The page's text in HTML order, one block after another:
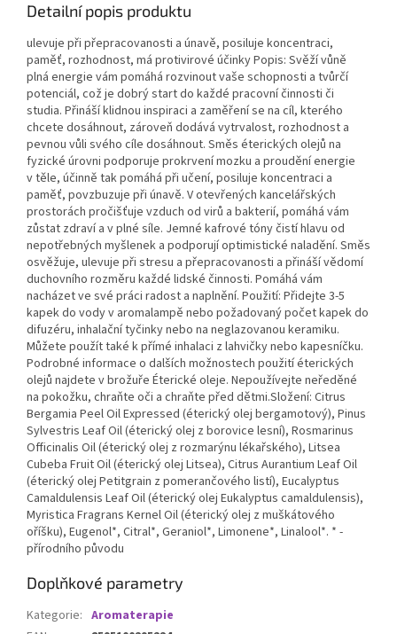
Detailní popis produktu
ulevuje při přepracovanosti a únavě, posiluje koncentraci,
paměť, rozhodnost, má protivirové účinky Popis: Svěží vůně
plná energie vám pomáhá rozvinout vaše schopnosti a tvůrčí
potenciál, což je dobrý start do každé pracovní činnosti či
studia. Přináší klidnou inspiraci a zaměření se na cíl, kterého
chcete dosáhnout, zároveň dodává vytrvalost, rozhodnost a
pevnou vůli svého cíle dosáhnout. Směs éterických olejů na
fyzické úrovni podporuje prokrvení mozku a proudění energie
v těle, účinně tak pomáhá při učení, posiluje koncentraci a
paměť, povzbuzuje při únavě. V otevřených kancelářských
prostorách pročišťuje vzduch od virů a bakterií, pomáhá vám
zůstat zdraví a v plné síle. Jemné kafrové tóny čistí hlavu od
nepotřebných myšlenek a podporují optimistické naladění. Směs
osvěžuje, ulevuje při stresu a přepracovanosti a přináší vědomí
duchovního rozměru každé lidské činnosti. Pomáhá vám
nacházet ve své práci radost a naplnění. Použití: Přidejte 3-5
kapek do vody v aromalampě nebo požadovaný počet kapek do
difuzéru, inhalační tyčinky nebo na neglazovanou keramiku.
Můžete použít také k přímé inhalaci z lahvičky nebo kapesníčku.
Podrobné informace o dalších možnostech použití éterických
olejů najdete v brožuře Éterické oleje. Nepoužívejte neředěné
na pokožku, chraňte oči a chraňte před dětmi.Složení: Citrus
Bergamia Peel Oil Expressed (éterický olej bergamotový), Pinus
Sylvestris Leaf Oil (éterický olej z borovice lesní), Rosmarinus
Officinalis Oil (éterický olej z rozmarýnu lékařského), Litsea
Cubeba Fruit Oil (éterický olej Litsea), Citrus Aurantium Leaf Oil
(éterický olej Petitgrain z pomerančového listí), Eucalyptus
Camaldulensis Leaf Oil (éterický olej Eukalyptus camaldulensis),
Myristica Fragrans Kernel Oil (éterický olej z muškátového
oříšku), Eugenol*, Citral*, Geraniol*, Limonene*, Linalool*. * -
přírodního původu
Doplňkové parametry
Kategorie: Aromaterapie